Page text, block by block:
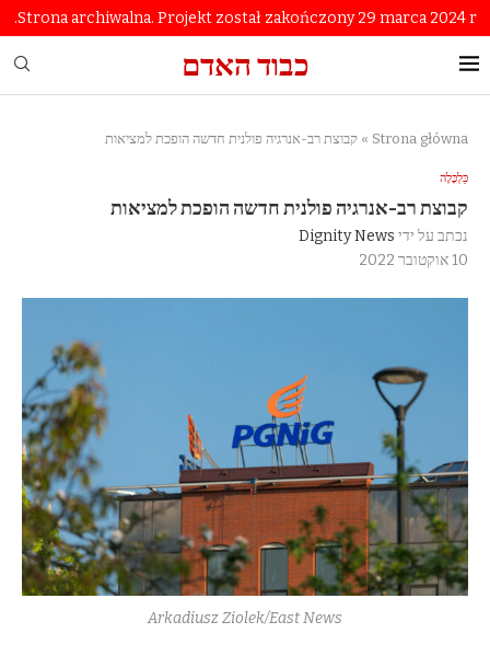
Strona archiwalna. Projekt został zakończony 29 marca 2024 r.
כבוד האדם
Strona główna
» קבוצת רב-אנרגיה פולנית חדשה הופכת למציאות
כַּלְכָּלָה
קבוצת רב-אנרגיה פולנית חדשה הופכת למציאות
נכתב על ידי Dignity News
10 אוקטובר 2022
Arkadiusz Ziolek/East News